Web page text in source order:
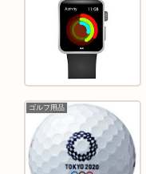
ゴルフ用品